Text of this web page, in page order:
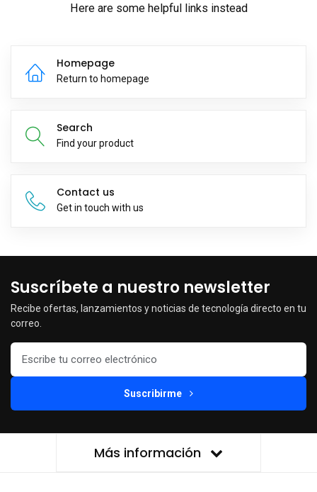
Here are some helpful links instead
Homepage
Return to homepage
Search
Find your product
Contact us
Get in touch with us
Suscríbete a nuestro newsletter
Recibe ofertas, lanzamientos y noticias de tecnología directo en tu
correo.
Suscribirme
Más información